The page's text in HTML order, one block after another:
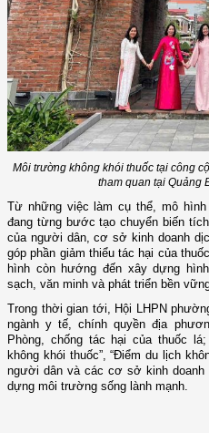
Môi trường không khói thuốc tại công
tham quan tại Quảng
Từ những việc làm cụ thể, mô hình
đang từng bước tạo chuyển biến
của người dân, cơ sở kinh doanh
góp phần giảm thiểu tác hại của
hình còn hướng đến xây dựng
sạch, văn minh và phát triển bền
Trong thời gian tới, Hội LHPN
ngành y tế, chính quyền địa
Phòng, chống tác hại của thuốc
không khói thuốc”, “Điểm du lịch
người dân và các cơ sở kinh
dựng môi trường sống lành mạnh.